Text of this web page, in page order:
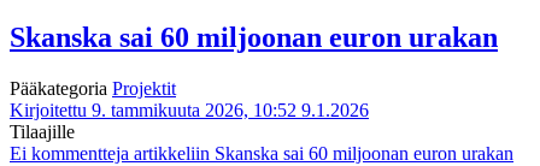
Skanska sai 60 miljoonan euron urakan
Pääkategoria Projektit
Kirjoitettu 9. tammikuuta 2026, 10:52 9.1.2026
Tilaajille
Ei kommentteja artikkeliin Skanska sai 60 miljoonan euron urakan